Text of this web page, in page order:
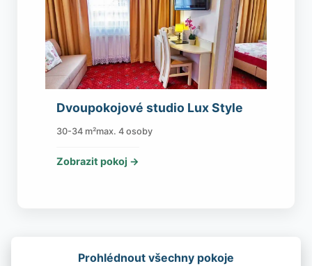
Dvoupokojové studio Lux Style
30-34 m²max. 4 osoby
Zobrazit pokoj →
Prohlédnout všechny pokoje